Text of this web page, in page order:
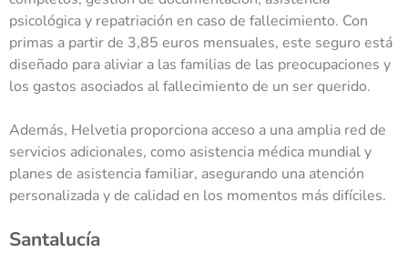
psicológica y repatriación en caso de fallecimiento. Con
primas a partir de 3,85 euros mensuales, este seguro está
diseñado para aliviar a las familias de las preocupaciones y
los gastos asociados al fallecimiento de un ser querido.
Además, Helvetia proporciona acceso a una amplia red de
servicios adicionales, como asistencia médica mundial y
planes de asistencia familiar, asegurando una atención
personalizada y de calidad en los momentos más difíciles.
Santalucía